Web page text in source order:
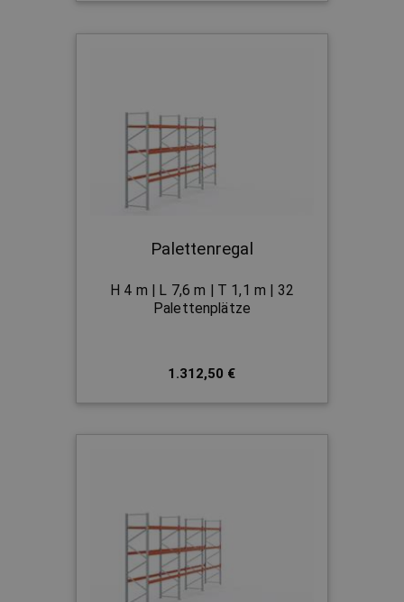
Palettenregal
H 4 m | L 7,6 m | T 1,1 m | 32
Palettenplätze
1.312,50 €